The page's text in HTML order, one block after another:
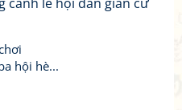
hội hè...